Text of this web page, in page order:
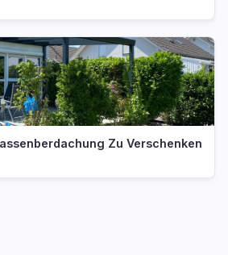
Zu Verschenken